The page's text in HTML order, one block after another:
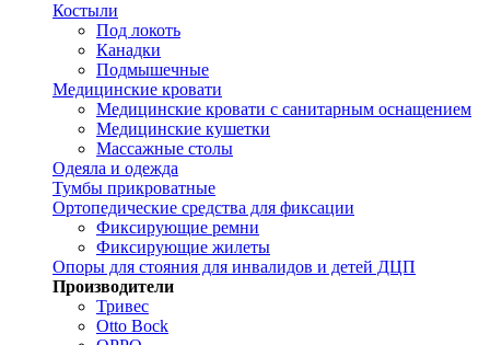
Костыли
Под локоть
Канадки
Подмышечные
Медицинские кровати
Медицинские кровати с санитарным оснащением
Медицинские кушетки
Массажные столы
Одеяла и одежда
Тумбы прикроватные
Ортопедические средства для фиксации
Фиксирующие ремни
Фиксирующие жилеты
Опоры для стояния для инвалидов и детей ДЦП
Производители
Тривес
Otto Bock